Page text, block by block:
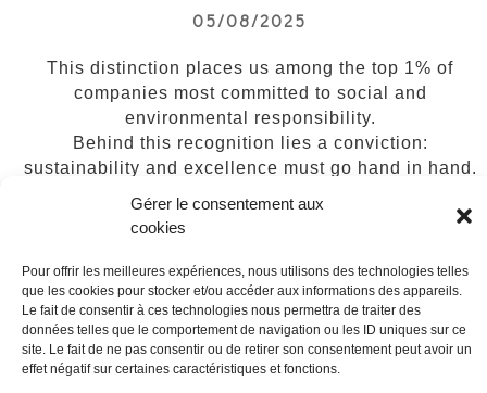
Gérer le consentement aux
cookies
Pour offrir les meilleures expériences, nous utilisons des technologies telles
que les cookies pour stocker et/ou accéder aux informations des appareils.
Le fait de consentir à ces technologies nous permettra de traiter des
données telles que le comportement de navigation ou les ID uniques sur ce
site. Le fait de ne pas consentir ou de retirer son consentement peut avoir un
effet négatif sur certaines caractéristiques et fonctions.
05/08/2025
This distinction places us among the top 1% of
companies most committed to social and
environmental responsibility.
Behind this recognition lies a conviction:
sustainability and excellence must go hand in hand.
Congratulations to all our employees who, day after
day, uphold these commitments with passion and
A huge thank you to our customers and partners who
make this success possible.
Together, let’s continue to shape more sustainable
solutions for the luxury and ultra-luxury sector.